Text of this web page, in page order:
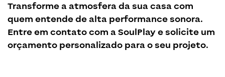
Transforme a atmosfera da sua casa com
quem entende de alta performance sonora.
Entre em contato com a SoulPlay e solicite um
orçamento personalizado para o seu projeto.